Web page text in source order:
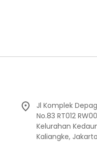
Jl Komplek
No.83 RT012
Kelurahan
Kaliangke,